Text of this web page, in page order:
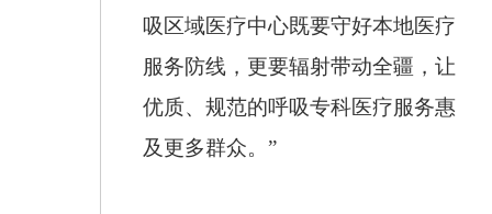
吸区域医疗中心既要守好本地医疗
服务防线，更要辐射带动全疆，让
优质、规范的呼吸专科医疗服务惠
及更多群众。”